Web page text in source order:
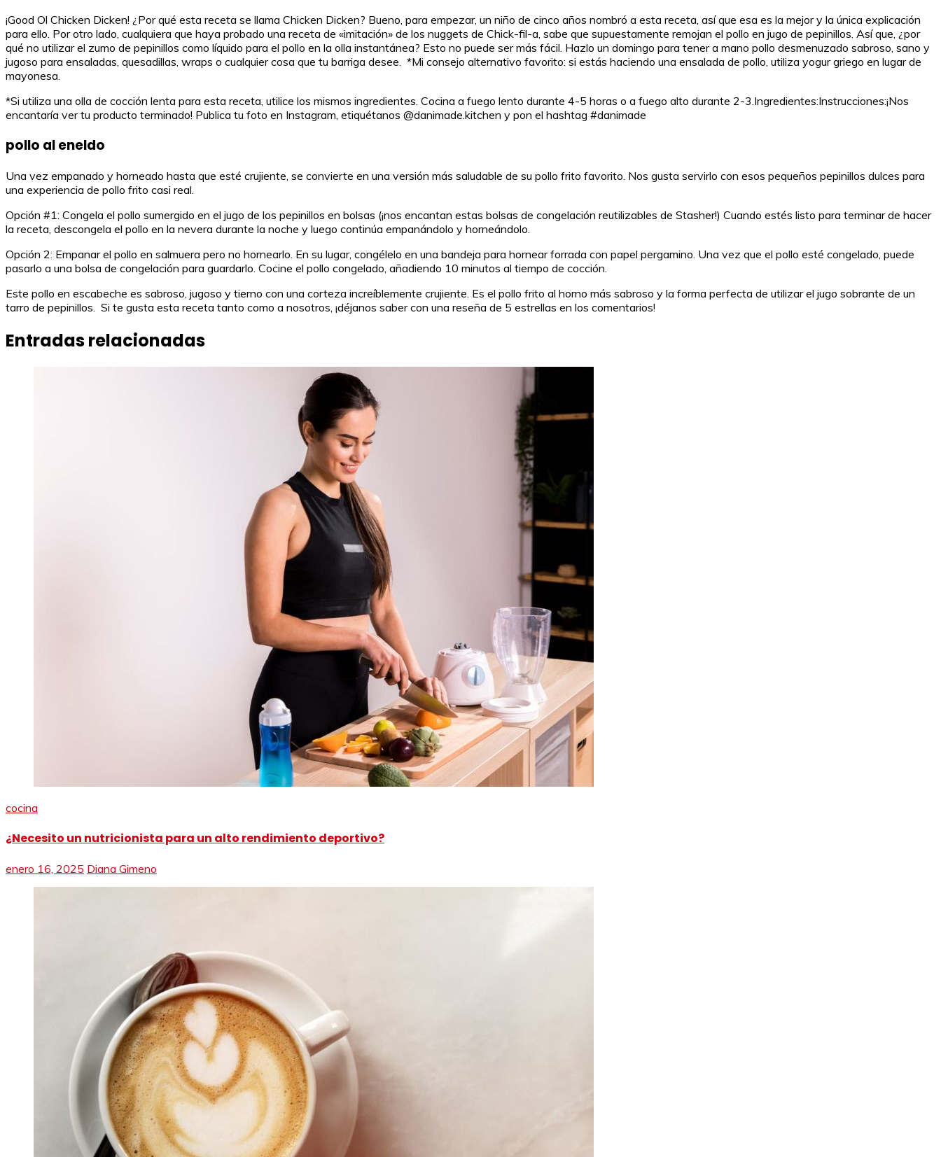
¡Good Ol Chicken Dicken! ¿Por qué esta receta se llama Chicken Dicken? Bueno, para empezar, un niño de cinco años nombró a esta receta, así que esa es la mejor y la única explicación
para ello. Por otro lado, cualquiera que haya probado una receta de «imitación» de los nuggets de Chick-fil-a, sabe que supuestamente remojan el pollo en jugo de pepinillos. Así que, ¿por
qué no utilizar el zumo de pepinillos como líquido para el pollo en la olla instantánea? Esto no puede ser más fácil. Hazlo un domingo para tener a mano pollo desmenuzado sabroso, sano y
jugoso para ensaladas, quesadillas, wraps o cualquier cosa que tu barriga desee. *Mi consejo alternativo favorito: si estás haciendo una ensalada de pollo, utiliza yogur griego en lugar de
mayonesa.
*Si utiliza una olla de cocción lenta para esta receta, utilice los mismos ingredientes. Cocina a fuego lento durante 4-5 horas o a fuego alto durante 2-3.Ingredientes:Instrucciones:¡Nos
encantaría ver tu producto terminado! Publica tu foto en Instagram, etiquétanos @danimade.kitchen y pon el hashtag #danimade
pollo al eneldo
Una vez empanado y horneado hasta que esté crujiente, se convierte en una versión más saludable de su pollo frito favorito. Nos gusta servirlo con esos pequeños pepinillos dulces para
una experiencia de pollo frito casi real.
Opción #1: Congela el pollo sumergido en el jugo de los pepinillos en bolsas (¡nos encantan estas bolsas de congelación reutilizables de Stasher!) Cuando estés listo para terminar de hacer
la receta, descongela el pollo en la nevera durante la noche y luego continúa empanándolo y horneándolo.
Opción 2: Empanar el pollo en salmuera pero no hornearlo. En su lugar, congélelo en una bandeja para hornear forrada con papel pergamino. Una vez que el pollo esté congelado, puede
pasarlo a una bolsa de congelación para guardarlo. Cocine el pollo congelado, añadiendo 10 minutos al tiempo de cocción.
Este pollo en escabeche es sabroso, jugoso y tierno con una corteza increíblemente crujiente. Es el pollo frito al horno más sabroso y la forma perfecta de utilizar el jugo sobrante de un
tarro de pepinillos. Si te gusta esta receta tanto como a nosotros, ¡déjanos saber con una reseña de 5 estrellas en los comentarios!
Entradas relacionadas
cocina
¿Necesito un nutricionista para un alto rendimiento deportivo?
enero 16, 2025 Diana Gimeno